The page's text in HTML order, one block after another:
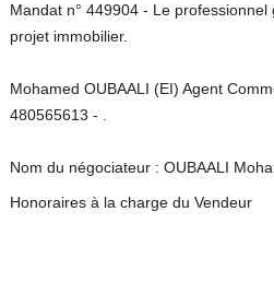
Mandat n° 449904 - Le
projet immobilier.
Mohamed OUBAALI (EI) Agent
480565613 - .
Nom du négociateur : OUBAALI
Honoraires à la charge du Vendeur